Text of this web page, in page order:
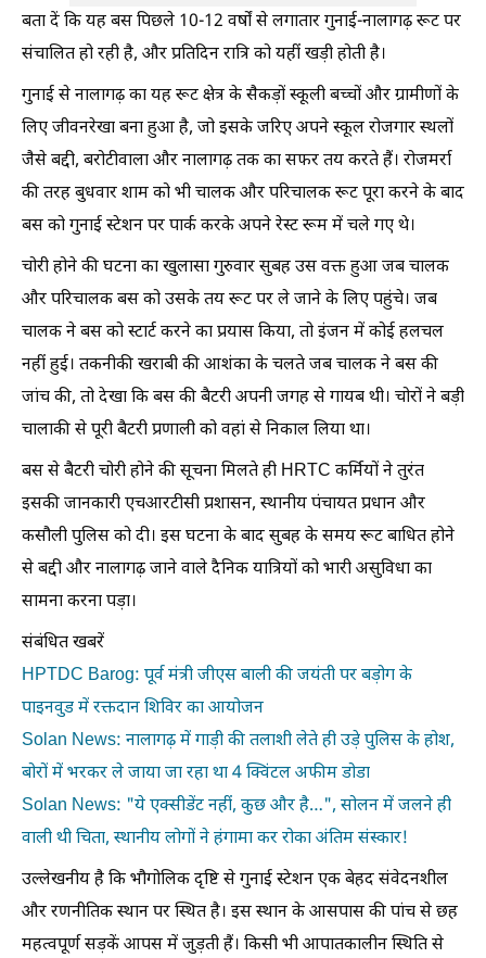
बता दें कि यह बस पिछले 10-12 वर्षों से लगातार गुनाई-नालागढ़ रूट पर
संचालित हो रही है, और प्रतिदिन रात्रि को यहीं खड़ी होती है।
गुनाई से नालागढ़ का यह रूट क्षेत्र के सैकड़ों स्कूली बच्चों और ग्रामीणों के
लिए जीवनरेखा बना हुआ है, जो इसके जरिए अपने स्कूल रोजगार स्थलों
जैसे बद्दी, बरोटीवाला और नालागढ़ तक का सफर तय करते हैं। रोजमर्रा
की तरह बुधवार शाम को भी चालक और परिचालक रूट पूरा करने के बाद
बस को गुनाई स्टेशन पर पार्क करके अपने रेस्ट रूम में चले गए थे।
चोरी होने की घटना का खुलासा गुरुवार सुबह उस वक्त हुआ जब चालक
और परिचालक बस को उसके तय रूट पर ले जाने के लिए पहुंचे। जब
चालक ने बस को स्टार्ट करने का प्रयास किया, तो इंजन में कोई हलचल
नहीं हुई। तकनीकी खराबी की आशंका के चलते जब चालक ने बस की
जांच की, तो देखा कि बस की बैटरी अपनी जगह से गायब थी। चोरों ने बड़ी
चालाकी से पूरी बैटरी प्रणाली को वहां से निकाल लिया था।
बस से बैटरी चोरी होने की सूचना मिलते ही HRTC कर्मियों ने तुरंत
इसकी जानकारी एचआरटीसी प्रशासन, स्थानीय पंचायत प्रधान और
कसौली पुलिस को दी। इस घटना के बाद सुबह के समय रूट बाधित होने
से बद्दी और नालागढ़ जाने वाले दैनिक यात्रियों को भारी असुविधा का
सामना करना पड़ा।
संबंधित खबरें
HPTDC Barog: पूर्व मंत्री जीएस बाली की जयंती पर बड़ोग के
पाइनवुड में रक्तदान शिविर का आयोजन
Solan News: नालागढ़ में गाड़ी की तलाशी लेते ही उड़े पुलिस के होश,
बोरों में भरकर ले जाया जा रहा था 4 क्विंटल अफीम डोडा
Solan News: "ये एक्सीडेंट नहीं, कुछ और है…", सोलन में जलने ही
वाली थी चिता, स्थानीय लोगों ने हंगामा कर रोका अंतिम संस्कार!
उल्लेखनीय है कि भौगोलिक दृष्टि से गुनाई स्टेशन एक बेहद संवेदनशील
और रणनीतिक स्थान पर स्थित है। इस स्थान के आसपास की पांच से छह
महत्वपूर्ण सड़कें आपस में जुड़ती हैं। किसी भी आपातकालीन स्थिति से